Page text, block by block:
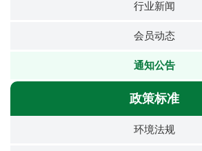
行业新闻
会员动态
通知公告
政策标准
环境法规